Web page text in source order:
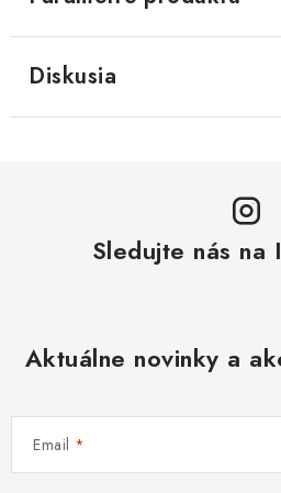
Diskusia
Sledujte nás na
Aktuálne novinky a
Email